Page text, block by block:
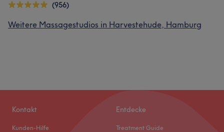
(956)
Weitere Massagestudios in Harvestehude, Hamburg
Kontakt
Kunden-Hilfe
Entdecke
Treatment Guide